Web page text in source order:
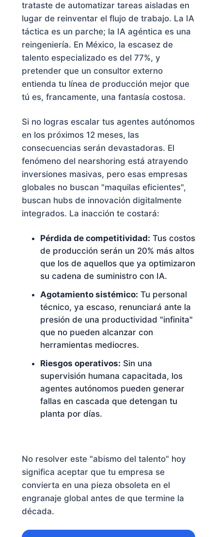
trataste de automatizar tareas aisladas en
lugar de reinventar el flujo de trabajo. La IA
táctica es un parche; la IA agéntica es una
reingeniería. En México, la escasez de
talento especializado es del 77%, y
pretender que un consultor externo
entienda tu línea de producción mejor que
tú es, francamente, una fantasía costosa.
Si no logras escalar tus agentes autónomos
en los próximos 12 meses, las
consecuencias serán devastadoras. El
fenómeno del nearshoring está atrayendo
inversiones masivas, pero esas empresas
globales no buscan "maquilas eficientes",
buscan hubs de innovación digitalmente
integrados. La inacción te costará:
Pérdida de competitividad: Tus costos
de producción serán un 20% más altos
que los de aquellos que ya optimizaron
su cadena de suministro con IA.
Agotamiento sistémico: Tu personal
técnico, ya escaso, renunciará ante la
presión de una productividad "infinita"
que no pueden alcanzar con
herramientas mediocres.
Riesgos operativos: Sin una
supervisión humana capacitada, los
agentes autónomos pueden generar
fallas en cascada que detengan tu
planta por días.
No resolver este "abismo del talento" hoy
significa aceptar que tu empresa se
convierta en una pieza obsoleta en el
engranaje global antes de que termine la
década.